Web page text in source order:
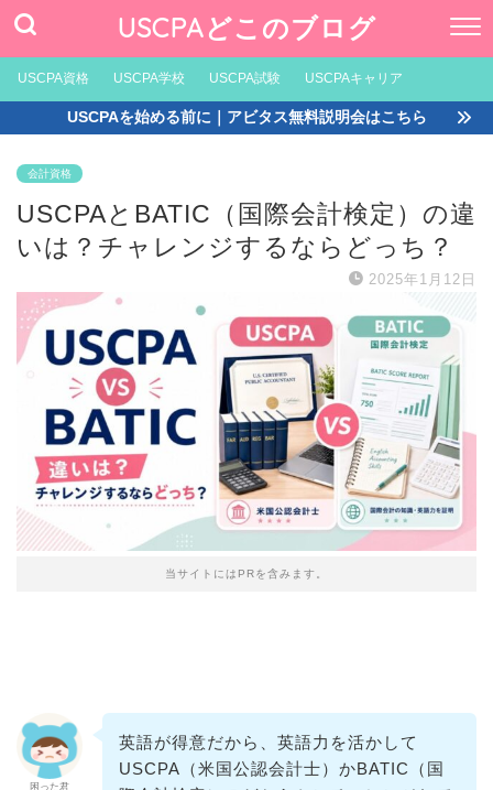
USCPAどこのブログ
USCPA資格 USCPA学校 USCPA試験 USCPAキャリア
USCPAを始める前に｜アビタス無料説明会はこちら
会計資格
USCPAとBATIC（国際会計検定）の違
いは？チャレンジするならどっち？
2025年1月12日
当サイトにはPRを含みます。
困った君
英語が得意だから、英語力を活かして
USCPA（米国公認会計士）かBATIC（国